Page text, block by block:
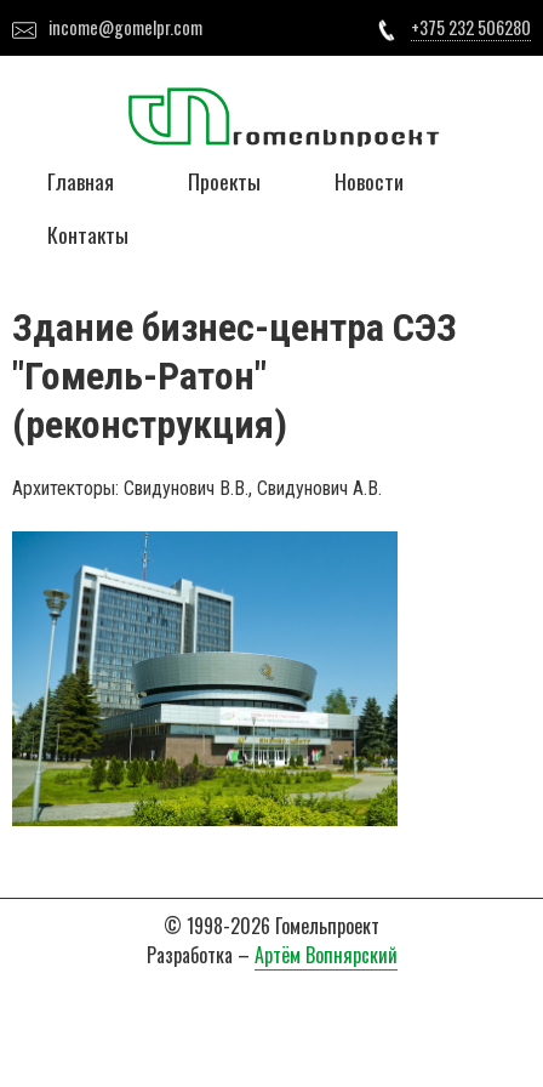
income@gomelpr.com +375 232 506280
Главная Проекты
Новости
Контакты
Здание бизнес-центра СЭЗ
"Гомель-Ратон"
(реконструкция)
Архитекторы: Свидунович В.В., Свидунович А.В.
© 1998-2026 Гомельпроект
Разработка – Артём Вопнярский